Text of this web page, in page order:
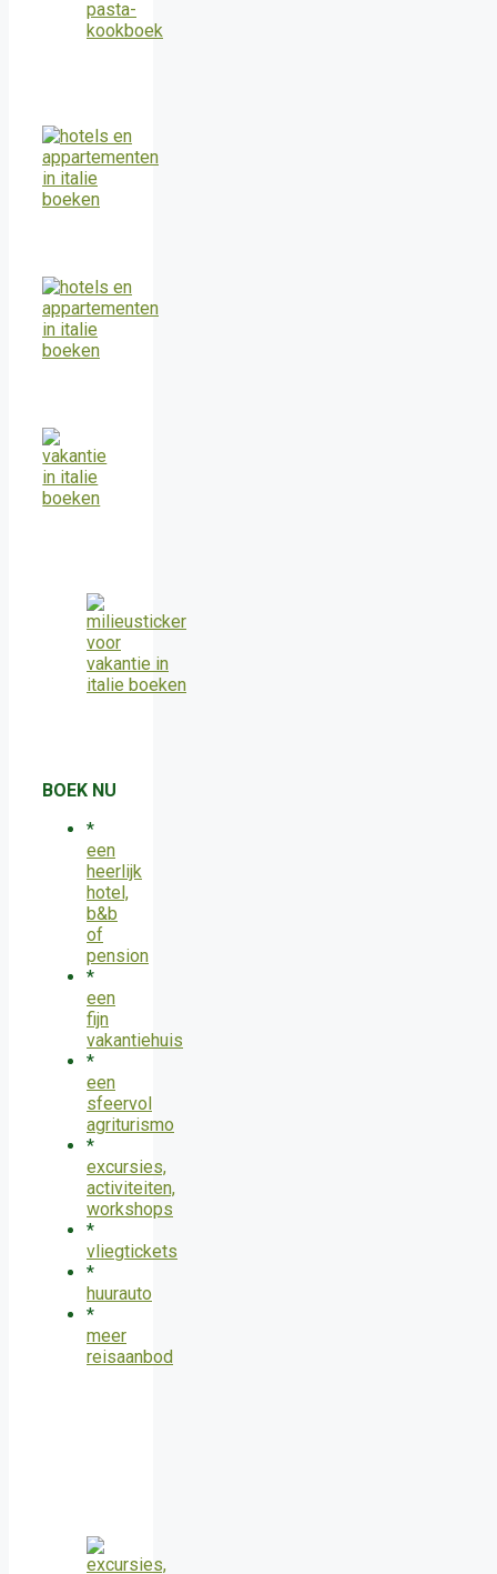
pasta-
kookboek
BOEK NU
*
een
heerlijk
hotel,
b&b
of
pension
*
een
fijn
vakantiehuis
*
een
sfeervol
agriturismo
*
excursies,
activiteiten,
workshops
*
vliegtickets
*
huurauto
*
meer
reisaanbod